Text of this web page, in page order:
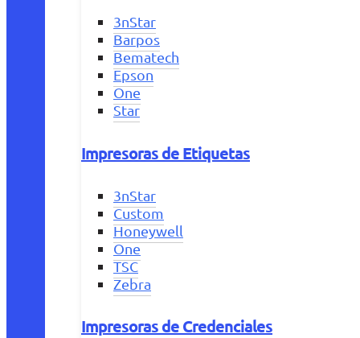
3nStar
Barpos
Bematech
Epson
One
Star
Impresoras de Etiquetas
3nStar
Custom
Honeywell
One
TSC
Zebra
Impresoras de Credenciales